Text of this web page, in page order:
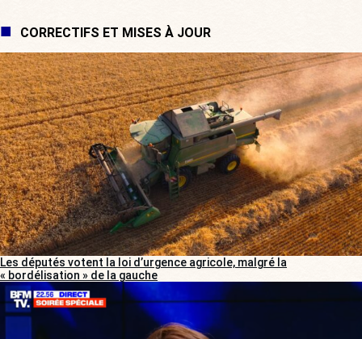
CORRECTIFS ET MISES À JOUR
Les députés votent la loi d’urgence agricole, malgré la
« bordélisation » de la gauche